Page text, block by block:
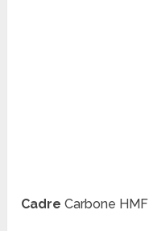
Cadre Carbone HMF